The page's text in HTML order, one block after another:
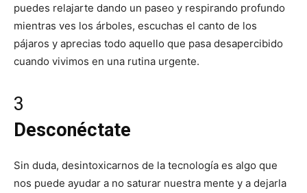
puedes relajarte dando un paseo y respirando profundo
mientras ves los árboles, escuchas el canto de los
pájaros y aprecias todo aquello que pasa desapercibido
cuando vivimos en una rutina urgente.
3
Desconéctate
Sin duda, desintoxicarnos de la tecnología es algo que
nos puede ayudar a no saturar nuestra mente y a dejarla